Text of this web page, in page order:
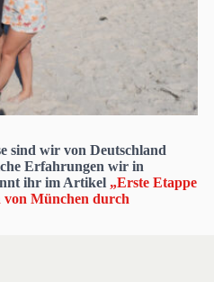
sind wir von Deutschland
Erfahrungen wir in
ihr im Artikel „Erste Etappe
von München durch